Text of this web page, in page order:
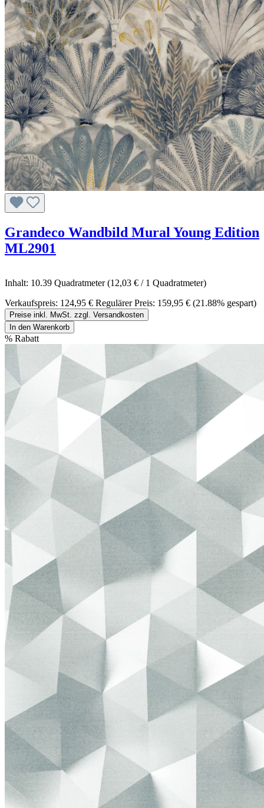
Grandeco Wandbild Mural Young Edition
ML2901
Inhalt: 10.39 Quadratmeter(12,03 € / 1 Quadratmeter)
Verkaufspreis: 124,95 € Regulärer Preis: 159,95 € (21.88% gespart)
Preise inkl. MwSt. zzgl. Versandkosten
In den Warenkorb
% Rabatt